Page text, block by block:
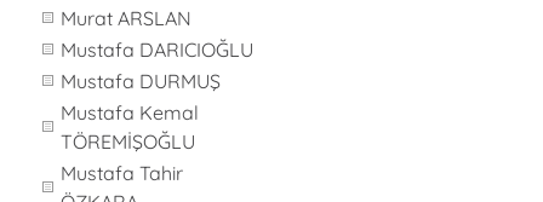
Murat ARSLAN
Mustafa DARICIOĞLU
Mustafa DURMUŞ
Mustafa Kemal
TÖREMİŞOĞLU
Mustafa Tahir